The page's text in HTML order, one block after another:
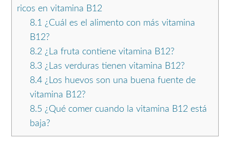
ricos en vitamina B12
8.1 ¿Cuál es el alimento con más vitamina
B12?
8.2¿La fruta contiene vitamina B12?
8.3¿Las verduras tienen vitamina B12?
8.4¿Los huevos son una buena fuente de
vitamina B12?
8.5 ¿Qué comer cuando la vitamina B12 está
baja?